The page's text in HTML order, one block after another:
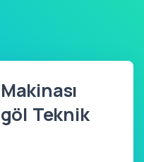
Teknik